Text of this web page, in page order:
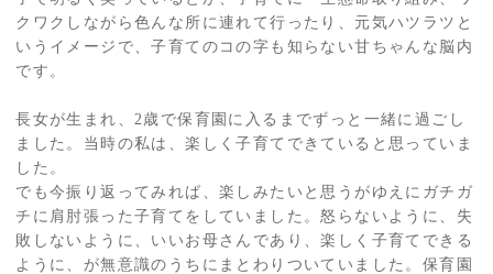
クワクしながら色んな所に連れて行ったり、元気ハツラツと
いうイメージで、子育てのコの字も知らない甘ちゃんな脳内
です。
長女が生まれ、2歳で保育園に入るまでずっと一緒に過ごし
ました。当時の私は、楽しく子育てできていると思っていま
した。
でも今振り返ってみれば、楽しみたいと思うがゆえにガチガ
チに肩肘張った子育てをしていました。怒らないように、失
敗しないように、いいお母さんであり、楽しく子育てできる
ように、が無意識のうちにまとわりついていました。保育園